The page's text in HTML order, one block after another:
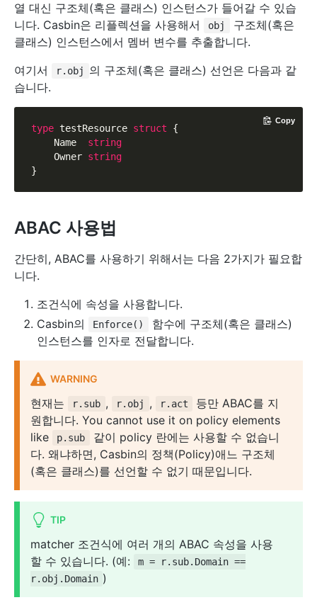
열 대신 구조체(혹은 클래스) 인스턴스가 들어갈 수 있습
니다. Casbin은 리플렉션을 사용해서
obj
구조체(혹은
클래스) 인스턴스에서 멤버 변수를 추출합니다.
여기서
r.obj
의 구조체(혹은 클래스) 선언은 다음과 같
습니다.
type testResource struct {
    Name
string
    Owner
string
Copy
ABAC 사용법
간단히, ABAC를 사용하기 위해서는 다음 2가지가 필요합
니다.
조건식에 속성을 사용합니다.
Casbin의
Enforce()
함수에 구조체(혹은 클래스)
인스턴스를 인자로 전달합니다.
WARNING
현재는 r.sub , r.obj , r.act
등만 ABAC를 지
원합니다. You cannot use it on policy elements
like
p.sub
같이 policy 란에는 사용할 수 없습니
다. 왜냐하면, Casbin의 정책(Policy)애느 구조체
(혹은 클래스)를 선언할 수 없기 때문입니다.
TIP
matcher 조건식에 여러 개의 ABAC 속성을 사용
할 수 있습니다. (예:
m = r.sub.Domain ==
r.obj.Domain )